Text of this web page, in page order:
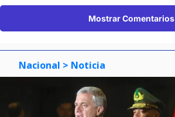
Mostrar Comentarios
Nacional > Noticia